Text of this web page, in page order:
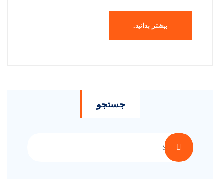
بیشتر بدانید.
جستجو